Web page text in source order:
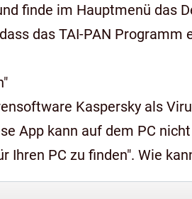
finde im Hauptmenü das
das TAI-PAN
Kaspersky als
werden, wenden Sie sich an den
PC zu finden". Wie